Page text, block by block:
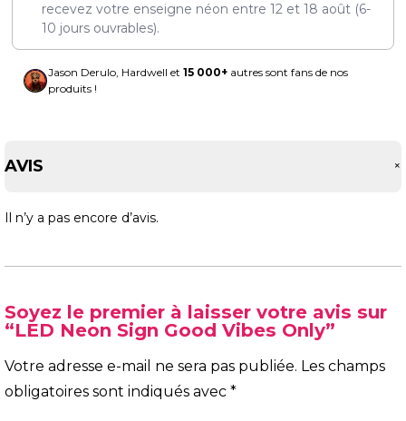
recevez votre enseigne néon entre 12 et 18 août (6-
10 jours ouvrables).
Jason Derulo, Hardwell et 15 000+ autres sont fans de nos
produits !
AVIS +
Il n’y a pas encore d’avis.
Soyez le premier à laisser votre avis sur
“LED Neon Sign Good Vibes Only”
Votre adresse e-mail ne sera pas publiée. Les champs
obligatoires sont indiqués avec *